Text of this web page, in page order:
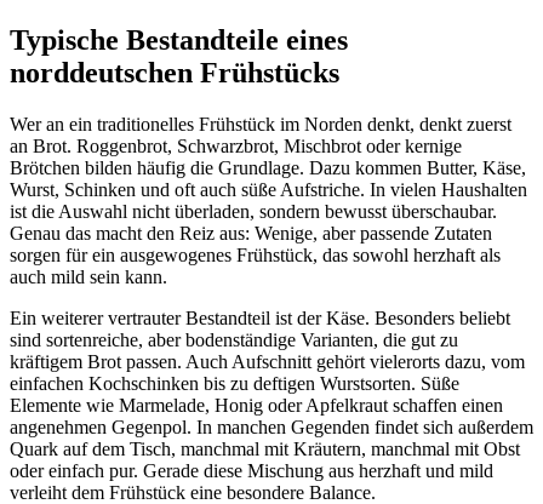
Typische Bestandteile eines
norddeutschen Frühstücks
Wer an ein traditionelles Frühstück im Norden denkt, denkt zuerst
an Brot. Roggenbrot, Schwarzbrot, Mischbrot oder kernige
Brötchen bilden häufig die Grundlage. Dazu kommen Butter, Käse,
Wurst, Schinken und oft auch süße Aufstriche. In vielen Haushalten
ist die Auswahl nicht überladen, sondern bewusst überschaubar.
Genau das macht den Reiz aus: Wenige, aber passende Zutaten
sorgen für ein ausgewogenes Frühstück, das sowohl herzhaft als
auch mild sein kann.
Ein weiterer vertrauter Bestandteil ist der Käse. Besonders beliebt
sind sortenreiche, aber bodenständige Varianten, die gut zu
kräftigem Brot passen. Auch Aufschnitt gehört vielerorts dazu, vom
einfachen Kochschinken bis zu deftigen Wurstsorten. Süße
Elemente wie Marmelade, Honig oder Apfelkraut schaffen einen
angenehmen Gegenpol. In manchen Gegenden findet sich außerdem
Quark auf dem Tisch, manchmal mit Kräutern, manchmal mit Obst
oder einfach pur. Gerade diese Mischung aus herzhaft und mild
verleiht dem Frühstück eine besondere Balance.